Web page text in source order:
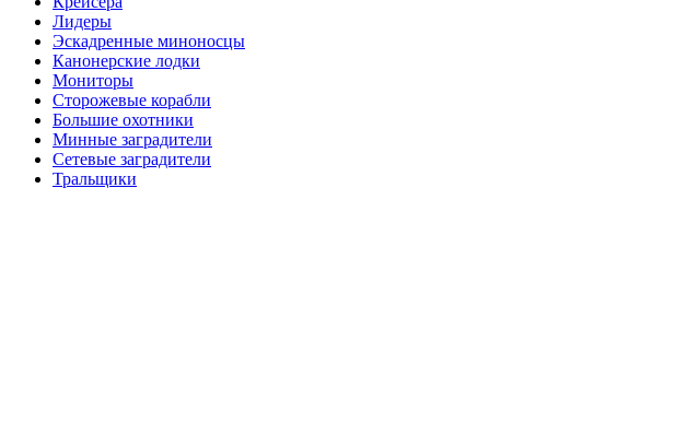
Лидеры
Эскадренные миноносцы
Канонерские лодки
Мониторы
Сторожевые корабли
Большие охотники
Минные заградители
Сетевые заградители
Тральщики